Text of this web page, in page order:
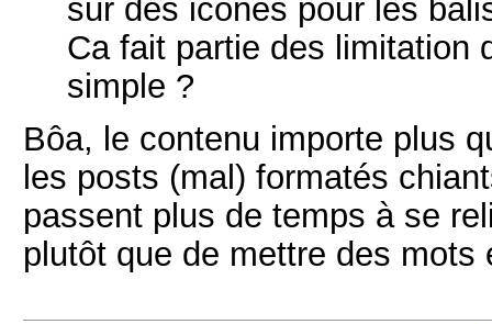
sur des icones pour les
Ca fait partie des limitation
simple ?
Bôa, le contenu importe plus
les posts (mal) formatés
passent plus de temps à se
plutôt que de mettre des